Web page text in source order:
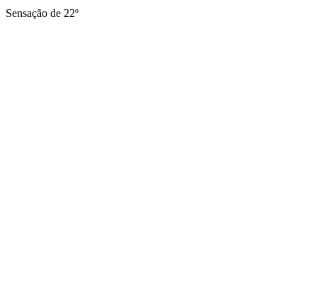
Sensação de 22º